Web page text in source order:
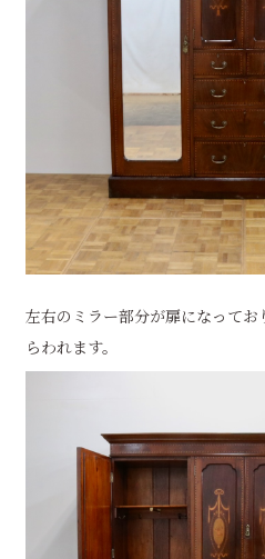
左右のミラー部分が扉になって
らわれます。